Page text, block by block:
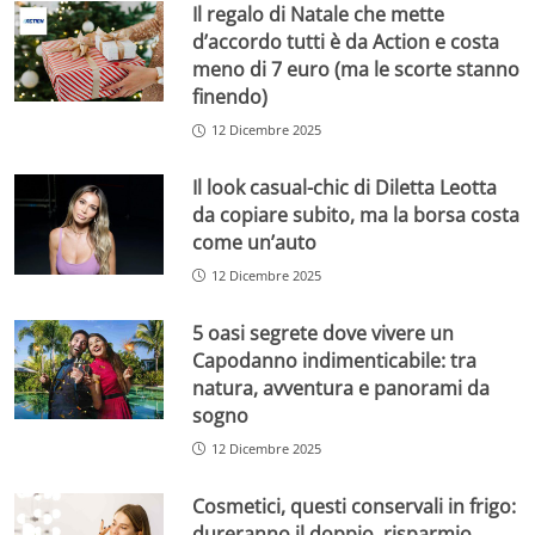
Il regalo di Natale che mette
d’accordo tutti è da Action e costa
meno di 7 euro (ma le scorte stanno
finendo)
12 Dicembre 2025
Il look casual-chic di Diletta Leotta
da copiare subito, ma la borsa costa
come un’auto
12 Dicembre 2025
5 oasi segrete dove vivere un
Capodanno indimenticabile: tra
natura, avventura e panorami da
sogno
12 Dicembre 2025
Cosmetici, questi conservali in frigo: